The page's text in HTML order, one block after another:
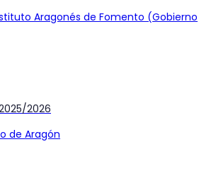
Aragonés de Fomento (Gobierno
2026
de Aragón